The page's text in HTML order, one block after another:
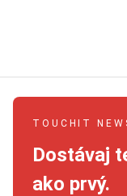
TOUCHIT
Dostávaj
ako prvý.